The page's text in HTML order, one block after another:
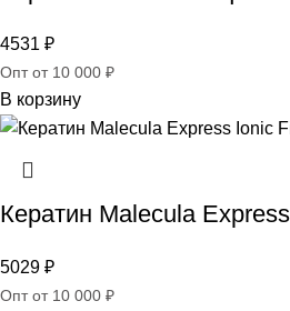
4531 ₽
Опт от 10 000 ₽
В корзину
Кератин Malecula
5029 ₽
Опт от 10 000 ₽